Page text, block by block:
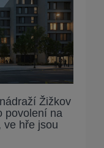
Žižkov
povolení na
ve hře jsou